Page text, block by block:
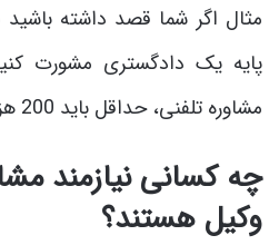
مثال اگر شما قصد داشته
مشاوره تلفنی، حداقل باید 200 هزار تومان بپردازید.
چه کسانی نیازمند
وکیل هستند؟